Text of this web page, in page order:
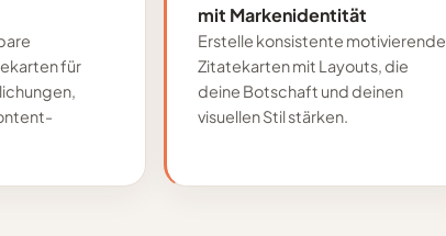
für
mit Markenidentität
Erstelle konsistente motivierende
Zitatekarten mit Layouts, die
deine Botschaft und deinen
visuellen Stil stärken.